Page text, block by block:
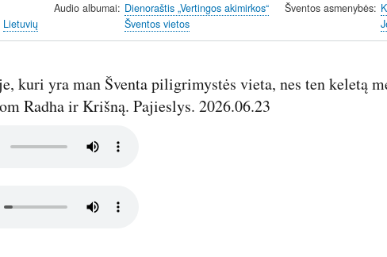
Lietuvių
Audio albumai
Dienoraštis „Vertingos akimirkos“
Šventos vietos
Šventos asmenybės
kuri yra man Šventa piligrimystės vieta, nes ten keletą
Radha ir Krišną. Pajieslys. 2026.06.23